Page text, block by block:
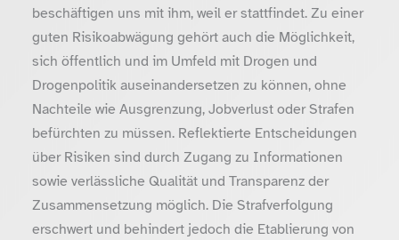
beschäftigen uns mit ihm, weil er stattfindet. Zu einer
guten Risikoabwägung gehört auch die Möglichkeit,
sich öffentlich und im Umfeld mit Drogen und
Drogenpolitik auseinandersetzen zu können, ohne
Nachteile wie Ausgrenzung, Jobverlust oder Strafen
befürchten zu müssen. Reflektierte Entscheidungen
über Risiken sind durch Zugang zu Informationen
sowie verlässliche Qualität und Transparenz der
Zusammensetzung möglich. Die Strafverfolgung
erschwert und behindert jedoch die Etablierung von